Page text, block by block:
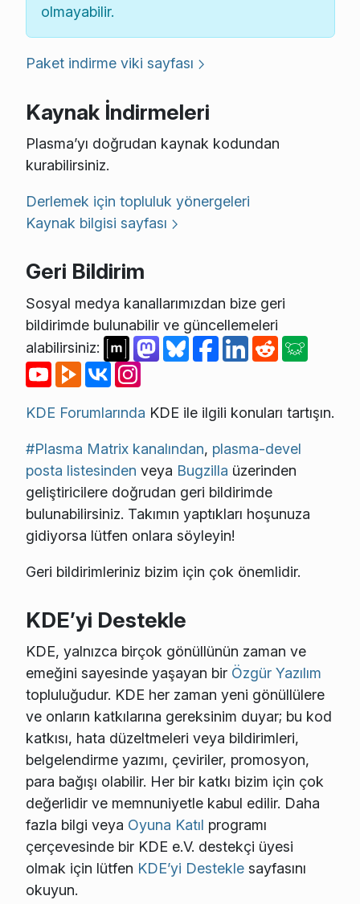
olmayabilir.
Paket indirme viki sayfası
Kaynak İndirmeleri
Plasma’yı doğrudan kaynak kodundan
kurabilirsiniz.
Derlemek için topluluk yönergeleri
Kaynak bilgisi sayfası
Geri Bildirim
Sosyal medya kanallarımızdan bize geri
bildirimde bulunabilir ve güncellemeleri
alabilirsiniz:
KDE Forumlarında KDE ile ilgili konuları tartışın.
#Plasma Matrix kanalından, plasma-devel
posta listesinden veya Bugzilla üzerinden
geliştiricilere doğrudan geri bildirimde
bulunabilirsiniz. Takımın yaptıkları hoşunuza
gidiyorsa lütfen onlara söyleyin!
Geri bildirimleriniz bizim için çok önemlidir.
KDE’yi Destekle
KDE, yalnızca birçok gönüllünün zaman ve
emeğini sayesinde yaşayan bir Özgür Yazılım
topluluğudur. KDE her zaman yeni gönüllülere
ve onların katkılarına gereksinim duyar; bu kod
katkısı, hata düzeltmeleri veya bildirimleri,
belgelendirme yazımı, çeviriler, promosyon,
para bağışı olabilir. Her bir katkı bizim için çok
değerlidir ve memnuniyetle kabul edilir. Daha
fazla bilgi veya Oyuna Katıl programı
çerçevesinde bir KDE e.V. destekçi üyesi
olmak için lütfen KDE’yi Desteklesayfasını
okuyun.